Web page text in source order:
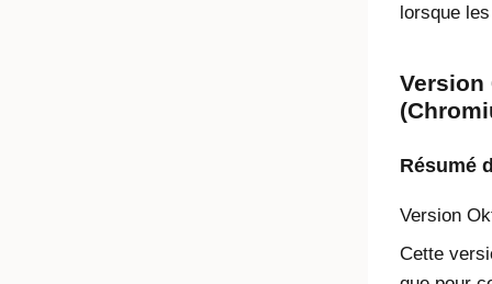
lorsque
Version
Résumé
Version
Cette